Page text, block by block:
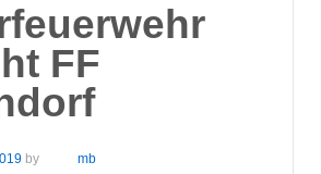
FF
by mb